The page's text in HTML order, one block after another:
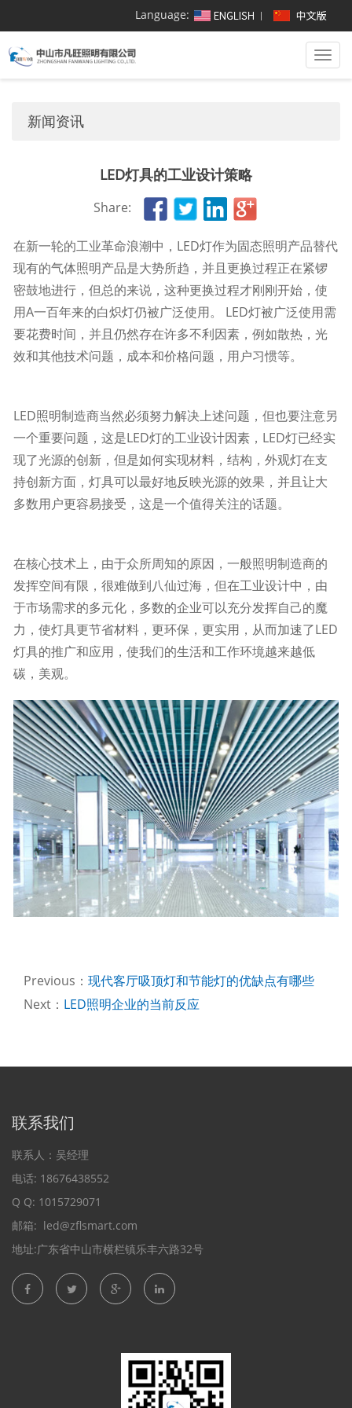
Language:
新闻资讯
LED灯具的工业设计策略
Share:
在新一轮的工业革命浪潮中，LED灯作为固态照明产品替代
现有的气体照明产品是大势所趋，并且更换过程正在紧锣
密鼓地进行，但总的来说，这种更换过程才刚刚开始，使
用A一百年来的白炽灯仍被广泛使用。 LED灯被广泛使用需
要花费时间，并且仍然存在许多不利因素，例如散热，光
效和其他技术问题，成本和价格问题，用户习惯等。
LED照明制造商当然必须努力解决上述问题，但也要注意另
一个重要问题，这是LED灯的工业设计因素，LED灯已经实
现了光源的创新，但是如何实现材料，结构，外观灯在支
持创新方面，灯具可以最好地反映光源的效果，并且让大
多数用户更容易接受，这是一个值得关注的话题。
在核心技术上，由于众所周知的原因，一般照明制造商的
发挥空间有限，很难做到八仙过海，但在工业设计中，由
于市场需求的多元化，多数的企业可以充分发挥自己的魔
力，使灯具更节省材料，更环保，更实用，从而加速了LED
灯具的推广和应用，使我们的生活和工作环境越来越低
碳，美观。
Previous： 现代客厅吸顶灯和节能灯的优缺点有哪些
Next： LED照明企业的当前反应
联系我们
联系人：吴经理
电话: 18676438552
Q Q: 1015729071
邮箱: led@zflsmart.com
地址:广东省中山市横栏镇乐丰六路32号